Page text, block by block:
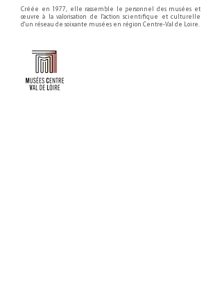
Créée en 1977, elle rassemble le personnel des musées et
œuvre à la valorisation de l'action scientifique et culturelle
d'un réseau de soixante musées en région Centre-Val de Loire.